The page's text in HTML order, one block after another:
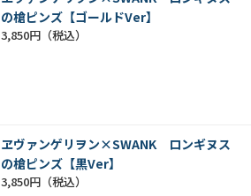
の槍ピンズ【ゴールドVer】
3,850円
ヱヴァンゲリヲン×SWANK ロンギヌス
の槍ピンズ【黒Ver】
3,850円